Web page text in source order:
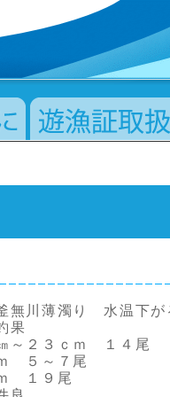
川薄濁り 水温下
果
～２３ｃｍ １４尾
５～７尾
１９尾